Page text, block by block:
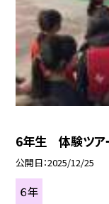
6年生 体験ツア
公開日 2025/12/25
６年